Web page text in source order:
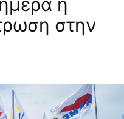
στην